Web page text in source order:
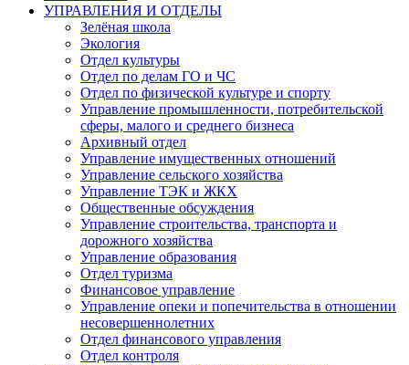
УПРАВЛЕНИЯ И ОТДЕЛЫ
Зелёная школа
Экология
Отдел культуры
Отдел по делам ГО и ЧС
Отдел по физической культуре и спорту
Управление промышленности, потребительской
сферы, малого и среднего бизнеса
Архивный отдел
Управление имущественных отношений
Управление сельского хозяйства
Управление ТЭК и ЖКХ
Общественные обсуждения
Управление строительства, транспорта и
дорожного хозяйства
Управление образования
Отдел туризма
Финансовое управление
Управление опеки и попечительства в отношении
несовершеннолетних
Отдел финансового управления
Отдел контроля